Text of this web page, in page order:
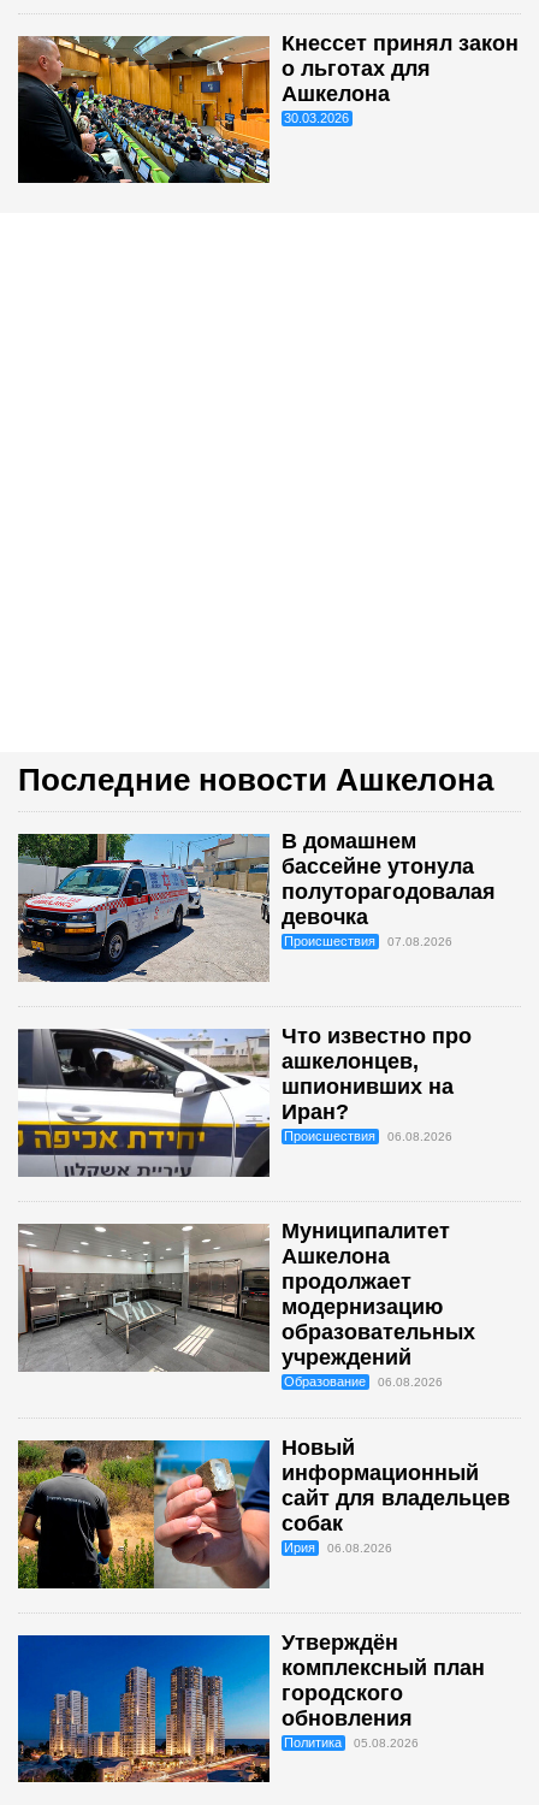
Кнессет принял закон
о льготах для
Ашкелона
30.03.2026
Последние новости Ашкелона
В домашнем
бассейне утонула
полуторагодовалая
девочка
Происшествия 07.08.2026
Что известно про
ашкелонцев,
шпионивших на
Иран?
Происшествия 06.08.2026
Муниципалитет
Ашкелона
продолжает
модернизацию
образовательных
учреждений
Образование 06.08.2026
Новый
информационный
сайт для владельцев
собак
Ирия 06.08.2026
Утверждён
комплексный план
городского
обновления
Политика 05.08.2026